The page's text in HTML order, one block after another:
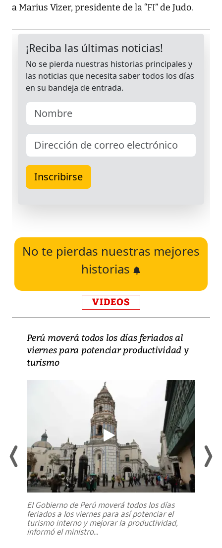
a Marius Vizer, presidente de la “FI” de Judo.
No te pierdas nuestras mejores
historias
VIDEOS
Perú moverá todos los días feriados al
viernes para potenciar productividad y
turismo
El Gobierno de Perú moverá todos los días
feriados a los viernes para así potenciar el
turismo interno y mejorar la productividad,
informó el ministro...